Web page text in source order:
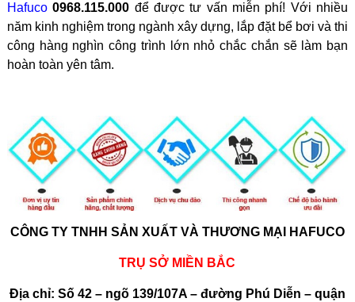
Hafuco 0968.115.000 để được tư vấn miễn phí! Với nhiều
năm kinh nghiệm trong ngành xây dựng, lắp đặt bể bơi và thi
công hàng nghìn công trình lớn nhỏ chắc chắn sẽ làm bạn
hoàn toàn yên tâm.
CÔNG TY TNHH SẢN XUẤT VÀ THƯƠNG MẠI HAFUCO
TRỤ SỞ MIỀN BẮC
Địa chỉ: Số 42 – ngõ 139/107A – đường Phú Diễn – quận